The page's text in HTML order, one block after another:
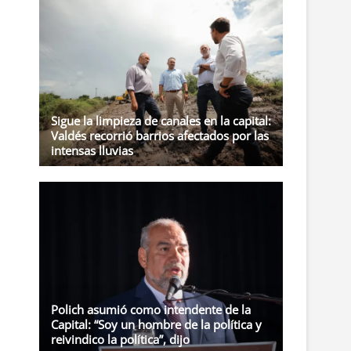
Sigue la limpieza de canales en la capital:
Valdés recorrió barrios afectados por las
intensas lluvias
Polich asumió como intendente de la
Capital: “Soy un hombre de la política y
reivindico la política”, dijo